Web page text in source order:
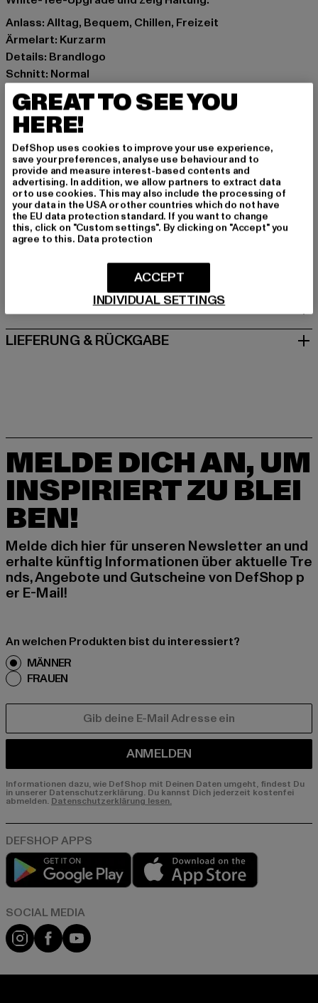
Anlass: Alltag, Bequem, Chillen, Freizeit
Ärmelart: Kurzarm
Details: Brandlogo
Schnitt: Normal
Marke: UNFAIR ATHLETICS
Kat.: Poloshirts
Farbe: weiß
Hersteller Farbe: off white/evergreen
Materialzusammensetzung: 100% Baumwolle
Art.Nr: UNFR26-116-23728
Hersteller: UTEX GmbH |info@unfairathletics.com
Tulbeckstraße 32 | 80339 München | DE
GRÖSSE & PASSFORM
PFLEGEHINWEISE
LIEFERUNG & RÜCKGABE
MELDE DICH AN, UM
INSPIRIERT ZU BLEI
BEN!
Melde dich hier für unseren Newsletter an und
erhalte künftig Informationen über aktuelle Tre
nds, Angebote und Gutscheine von DefShop p
er E-Mail!
An welchen Produkten bist du interessiert?
MÄNNER
FRAUEN
ANMELDEN
Informationen dazu, wie DefShop mit Deinen Daten umgeht, findest Du
in unserer Datenschutzerklärung. Du kannst Dich jederzeit kostenfei
abmelden. Datenschutzerklärung lesen.
Play market
Instagram
FacebookYouTube
GREAT TO SEE YOU
HERE!
DefShop uses cookies to improve your use experience,
save your preferences, analyse use behaviour and to
provide and measure interest-based contents and
advertising. In addition, we allow partners to extract data
or to use cookies. This may also include the processing of
your data in the USA or other countries which do not have
the EU data protection standard. If you want to change
this, click on "Custom settings". By clicking on "Accept" you
agree to this. Data protection
INDIVIDUAL SETTINGS
ACCEPT